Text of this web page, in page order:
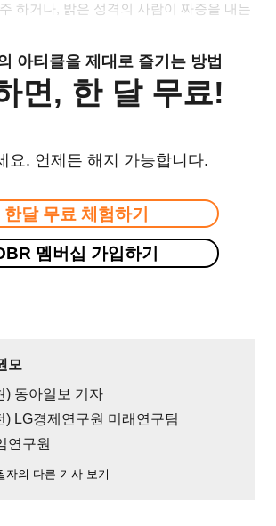
하거나, 밝은 성격의 사람이 짜증을 내는
아티클을 제대로 즐기는 방법
면, 한 달 무료!
요. 언제든 해지 가능합니다.
한달 무료 체험하기
멤버십 가입하기
모
) 동아일보 기자
) LG경제연구원 미래연구팀
연구원
자의 다른 기사 보기